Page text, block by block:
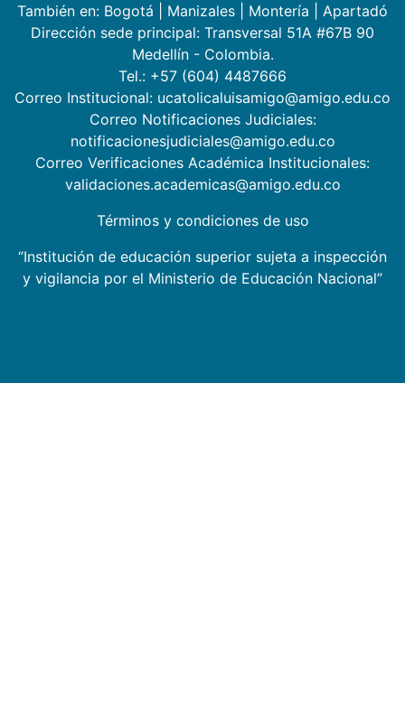
También en: Bogotá Manizales Montería
Apartadó
Dirección sede principal: Transversal 51A #67B 90
Medellín - Colombia.
Tel.: +57 (604) 4487666
Correo Institucional: ucatolicaluisamigo@amigo.edu.co
Correo Notificaciones Judiciales:
notificacionesjudiciales@amigo.edu.co
Correo Verificaciones Académica Institucionales:
validaciones.academicas@amigo.edu.co
Términos y condiciones de uso
“Institución de educación superior sujeta a inspección
y vigilancia por el Ministerio de Educación Nacional”